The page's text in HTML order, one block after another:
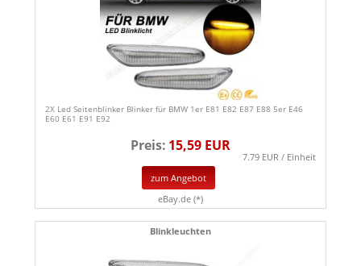
2X Led Seitenblinker Blinker für BMW 1er E81 E82 E87 E88 5er E46
E60 E61 E91 E92
Preis: 15,59 EUR
7.79 EUR / Einheit
zum Angebot
eBay.de (*)
Blinkleuchten